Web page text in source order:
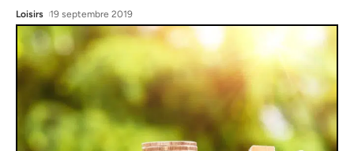
Loisirs 19 septembre 2019